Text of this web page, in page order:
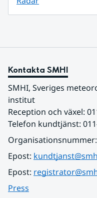
Kontakta SMHI
SMHI, Sveriges
institut
Reception och växel:
Telefon kundtjänst:
Epost:
Epost:
Press